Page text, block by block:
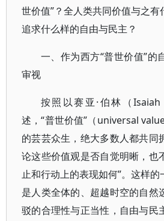
世价值”？全人类共同价值与之
追求什么样的自由与民主？
一、作为西方“普世价值”的
审视
按照以赛亚·伯林（
述，“普世价值”（universal
的芸芸众生，绝大多数人都共同
论这些价值观是否自觉明晰，也
止和行动上的表现如何”。这样
是人类全体的、超越时空的自然
驳的合理性与正当性，自由与民